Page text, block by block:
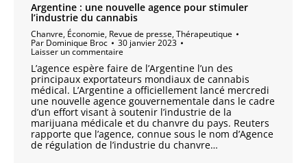
Argentine : une nouvelle agence pour stimuler
l’industrie du cannabis
Chanvre, Économie, Revue de presse,Thérapeutique
Par Dominique Broc 30 janvier 2023
Laisser un commentaire
L’agence espère faire de l’Argentine l’un des
principaux exportateurs mondiaux de cannabis
médical. L’Argentine a officiellement lancé mercredi
une nouvelle agence gouvernementale dans le cadre
d’un effort visant à soutenir l’industrie de la
marijuana médicale et du chanvre du pays. Reuters
rapporte que l’agence, connue sous le nom d’Agence
de régulation de l’industrie du chanvre…